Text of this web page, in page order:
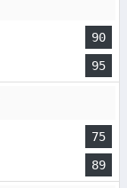
90
95
75
89